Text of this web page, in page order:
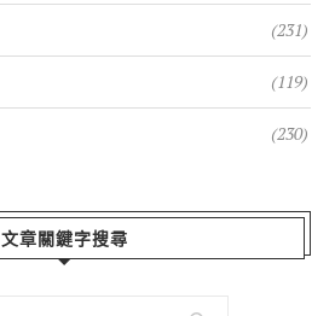
(231)
(119)
(230)
文章關鍵字搜尋